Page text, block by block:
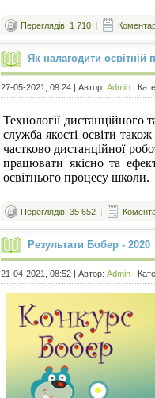
Переглядів: 1 710 |
Як налагодити
27-05-2021, 09:24 | Автор: Admin |
Технології дистанційного
служба якості освіти
частково дистанційної
працювати якісно та
освітнього процесу школи.
Переглядів: 35 652 |
Результати Бобер - 2020
21-04-2021, 08:52 | Автор: Admin |